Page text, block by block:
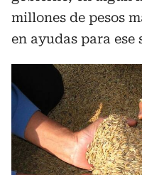
millones de pesos
en ayudas para ese